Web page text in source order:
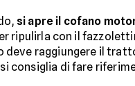
si apre il cofano
ripulirla con il
deve raggiungere il
consiglia di fare